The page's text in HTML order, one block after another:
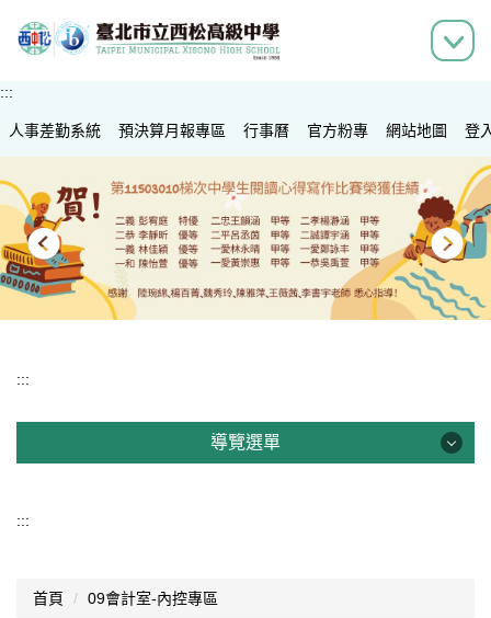
到
容
區
:::
人事差勤系統 預決算月報專區 行事曆 官方粉專 網站地圖 登
:::
導覽選單
認識西松
:::
首頁 09會計室-內控專區